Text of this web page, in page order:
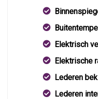
Elektrisch
Elektrische
Lederen
Lederen